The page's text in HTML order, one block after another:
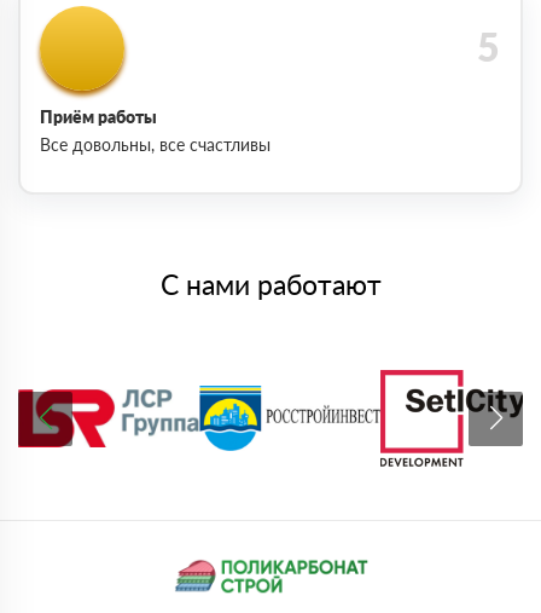
Приём работы
Все довольны, все счастливы
С нами работают